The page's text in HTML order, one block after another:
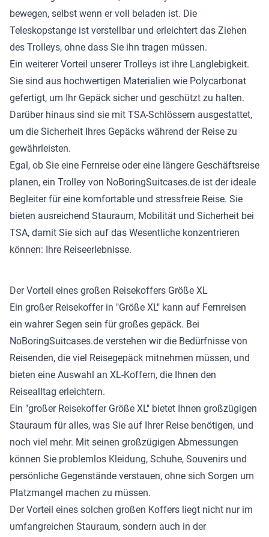
bewegen, selbst wenn er voll beladen ist. Die
Teleskopstange ist verstellbar und erleichtert das Ziehen
des Trolleys, ohne dass Sie ihn tragen müssen.
Ein weiterer Vorteil unserer Trolleys ist ihre Langlebigkeit.
Sie sind aus hochwertigen Materialien wie Polycarbonat
gefertigt, um Ihr Gepäck sicher und geschützt zu halten.
Darüber hinaus sind sie mit TSA-Schlössern ausgestattet,
um die Sicherheit Ihres Gepäcks während der Reise zu
gewährleisten.
Egal, ob Sie eine Fernreise oder eine längere Geschäftsreise
planen, ein Trolley von NoBoringSuitcases.de ist der ideale
Begleiter für eine komfortable und stressfreie Reise. Sie
bieten ausreichend Stauraum, Mobilität und Sicherheit bei
TSA, damit Sie sich auf das Wesentliche konzentrieren
können: Ihre Reiseerlebnisse.
Der Vorteil eines großen Reisekoffers Größe XL
Ein großer Reisekoffer in "Größe XL" kann auf Fernreisen
ein wahrer Segen sein für großes gepäck. Bei
NoBoringSuitcases.de verstehen wir die Bedürfnisse von
Reisenden, die viel Reisegepäck mitnehmen müssen, und
bieten eine Auswahl an XL-Koffern, die Ihnen den
Reisealltag erleichtern.
Ein "großer Reisekoffer Größe XL" bietet Ihnen großzügigen
Stauraum für alles, was Sie auf Ihrer Reise benötigen, und
noch viel mehr. Mit seinen großzügigen Abmessungen
können Sie problemlos Kleidung, Schuhe, Souvenirs und
persönliche Gegenstände verstauen, ohne sich Sorgen um
Platzmangel machen zu müssen.
Der Vorteil eines solchen großen Koffers liegt nicht nur im
umfangreichen Stauraum, sondern auch in der